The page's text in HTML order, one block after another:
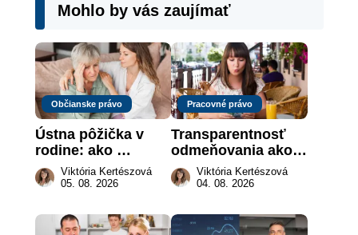
Mohlo by vás zaujímať
Občianske právo
Ústna pôžička v
rodine: ako
vymôcť peniaze,
keď na papieri nie
Viktória Kertészová
05. 08. 2026
Pracovné právo
Transparentnosť
odmeňovania ako
právna povinnosť:
revolúcia na
práce
Viktória Kertészová
04. 08. 2026